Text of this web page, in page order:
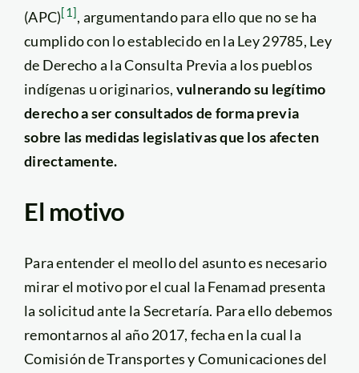
(APC)[1], argumentando para ello que no se ha
cumplido con lo establecido en la Ley 29785, Ley
de Derecho a la Consulta Previa a los pueblos
indígenas u originarios, vulnerando su legítimo
derecho a ser consultados de forma previa
sobre las medidas legislativas que los afecten
directamente.
El motivo
Para entender el meollo del asunto es necesario
mirar el motivo por el cual la Fenamad presenta
la solicitud ante la Secretaría. Para ello debemos
remontarnos al año 2017, fecha en la cual la
Comisión de Transportes y Comunicaciones del